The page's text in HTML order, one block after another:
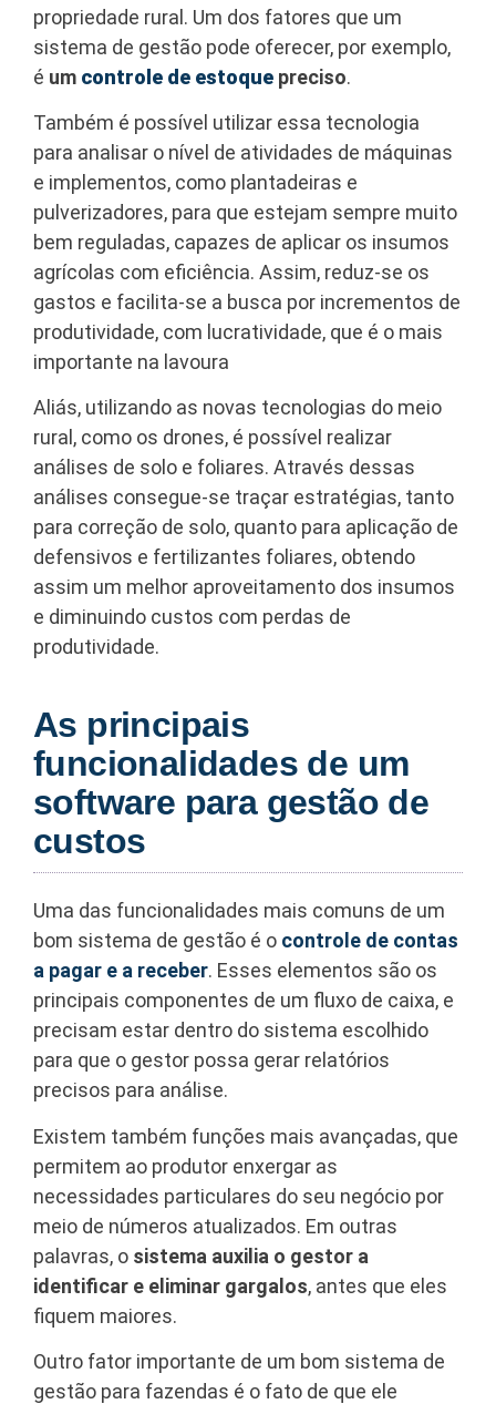
propriedade rural. Um dos fatores que um
sistema de gestão pode oferecer, por exemplo,
é um controle de estoque preciso.
Também é possível utilizar essa tecnologia
para analisar o nível de atividades de máquinas
e implementos, como plantadeiras e
pulverizadores, para que estejam sempre muito
bem reguladas, capazes de aplicar os insumos
agrícolas com eficiência. Assim, reduz-se os
gastos e facilita-se a busca por incrementos de
produtividade, com lucratividade, que é o mais
importante na lavoura
Aliás, utilizando as novas tecnologias do meio
rural, como os drones, é possível realizar
análises de solo e foliares. Através dessas
análises consegue-se traçar estratégias, tanto
para correção de solo, quanto para aplicação de
defensivos e fertilizantes foliares, obtendo
assim um melhor aproveitamento dos insumos
e diminuindo custos com perdas de
produtividade.
As principais
funcionalidades de um
software para gestão de
custos
Uma das funcionalidades mais comuns de um
bom sistema de gestão é o controle de contas
a pagar e a receber. Esses elementos são os
principais componentes de um fluxo de caixa, e
precisam estar dentro do sistema escolhido
para que o gestor possa gerar relatórios
precisos para análise.
Existem também funções mais avançadas, que
permitem ao produtor enxergar as
necessidades particulares do seu negócio por
meio de números atualizados. Em outras
palavras, o sistema auxilia o gestor a
identificar e eliminar gargalos, antes que eles
fiquem maiores.
Outro fator importante de um bom sistema de
gestão para fazendas é o fato de que ele